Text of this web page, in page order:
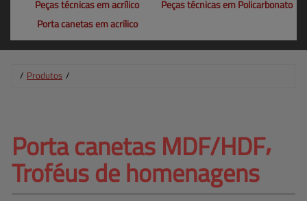
Peças técnicas em acrílico
Peças técnicas em Policarbonato
Porta canetas em acrílico
/ Produtos /
Troféus de homenagens